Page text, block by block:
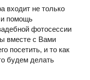
входит не только
и помощь
фотосессии
вместе с Вами
посетить, и то как
будем делать